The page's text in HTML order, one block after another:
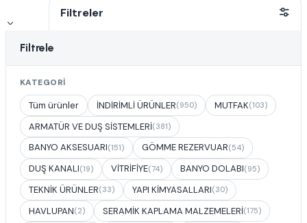
Filtreler
Filtrele
KATEGORI
Tüm ürünler İNDİRİMLİ ÜRÜNLER(950) MUTFAK(103)
ARMATÜR VE DUŞ SİSTEMLERİ(381)
BANYO AKSESUARI(151) GÖMME REZERVUAR(54)
DUŞ KANALI(19) VİTRİFİYE(74) BANYO DOLABI(95)
TEKNİK ÜRÜNLER(33) YAPI KİMYASALLARI(30)
HAVLUPAN(2) SERAMİK KAPLAMA MALZEMELERİ(175)